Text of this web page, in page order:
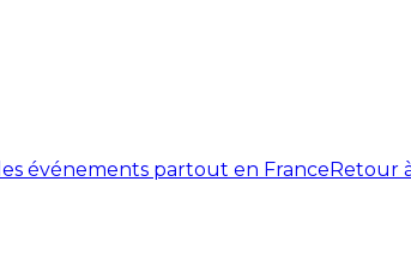
événements partout en FranceRetour